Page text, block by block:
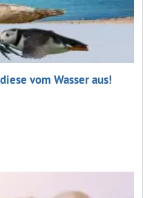
vom Wasser aus!